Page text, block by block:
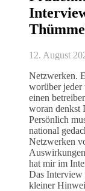
12. August
Netzwerken.
worüber jeder
einen
woran denkst
Persönlich
national
Netzwerken
hat mir im
Das Interview
kleiner